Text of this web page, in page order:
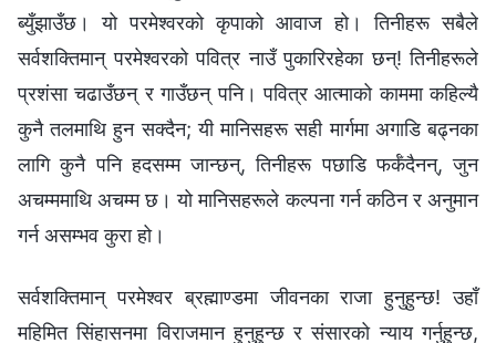
ब्युँझाउँछ। यो परमेश्‍वरको कृपाको आवाज हो। तिनीहरू सबैले
सर्वशक्तिमान् परमेश्‍वरको पवित्र नाउँ पुकारिरहेका छन्! तिनीहरूले
प्रशंसा चढाउँछन् र गाउँछन् पनि। पवित्र आत्माको काममा कहिल्यै
कुनै तलमाथि हुन सक्दैन; यी मानिसहरू सही मार्गमा अगाडि बढ्नका
लागि कुनै पनि हदसम्म जान्छन्, तिनीहरू पछाडि फर्कँदैनन्, जुन
अचम्ममाथि अचम्म छ। यो मानिसहरूले कल्पना गर्न कठिन र अनुमान
गर्न असम्भव कुरा हो।
सर्वशक्तिमान् परमेश्‍वर ब्रह्माण्डमा जीवनका राजा हुनुहुन्छ! उहाँ
महिमित सिंहासनमा विराजमान हुनुहुन्छ र संसारको न्याय गर्नुहुन्छ,